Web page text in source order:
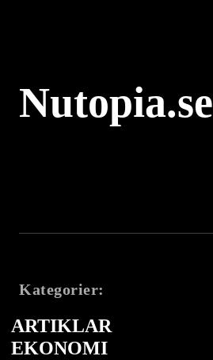
Nutopia.se
Kategorier:
ARTIKLAR
EKONOMI